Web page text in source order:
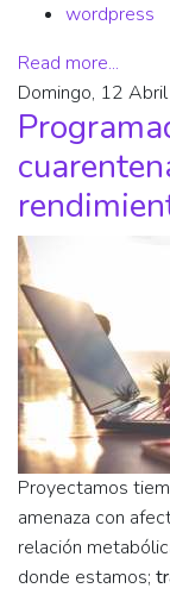
wordpress
Read more...
Domingo, 12
Proyectamos
amenaza con
relación
donde estamos;